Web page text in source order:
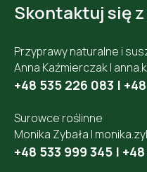
Skontaktuj się
Przyprawy naturalne i
Anna Kaźmierczak |
+48 535 226 083 |
Surowce roślinne
Monika Zybała |
+48 533 999 345 |